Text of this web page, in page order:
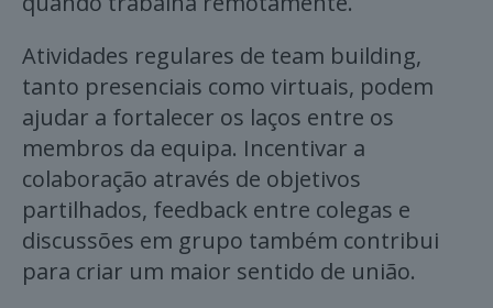
Atividades regulares de team building,
tanto presenciais como virtuais, podem
ajudar a fortalecer os laços entre os
membros da equipa. Incentivar a
colaboração através de objetivos
partilhados, feedback entre colegas e
discussões em grupo também contribui
para criar um maior sentido de união.